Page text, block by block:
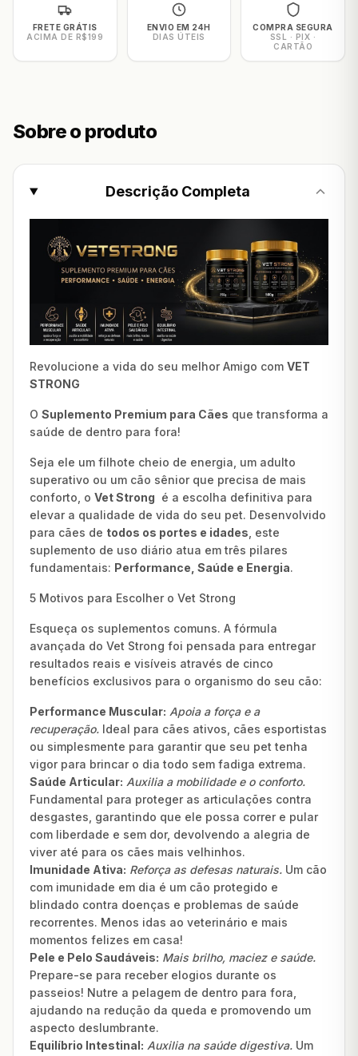
FRETE GRÁTIS
ACIMA DE R$199
ENVIO EM 24H
DIAS ÚTEIS
COMPRA SEGURA
SSL · PIX ·
CARTÃO
Sobre o produto
Descrição Completa
Revolucione a vida do seu melhor Amigo com VET
STRONG
O Suplemento Premium para Cães que transforma a
saúde de dentro para fora!
Seja ele um filhote cheio de energia, um adulto
superativo ou um cão sênior que precisa de mais
conforto, o Vet Strong é a escolha definitiva para
elevar a qualidade de vida do seu pet. Desenvolvido
para cães de todos os portes e idades , este
suplemento de uso diário atua em três pilares
fundamentais: Performance, Saúde e Energia.
5 Motivos para Escolher o Vet Strong
Esqueça os suplementos comuns. A fórmula
avançada do Vet Strong foi pensada para entregar
resultados reais e visíveis através de cinco
benefícios exclusivos para o organismo do seu cão:
Performance Muscular: Apoia a força e a
recuperação. Ideal para cães ativos, cães esportistas
ou simplesmente para garantir que seu pet tenha
vigor para brincar o dia todo sem fadiga extrema.
Saúde Articular: Auxilia a mobilidade e o conforto.
Fundamental para proteger as articulações contra
desgastes, garantindo que ele possa correr e pular
com liberdade e sem dor, devolvendo a alegria de
viver até para os cães mais velhinhos.
Imunidade Ativa: Reforça as defesas naturais. Um cão
com imunidade em dia é um cão protegido e
blindado contra doenças e problemas de saúde
recorrentes. Menos idas ao veterinário e mais
momentos felizes em casa!
Pele e Pelo Saudáveis: Mais brilho, maciez e saúde.
Prepare-se para receber elogios durante os
passeios! Nutre a pelagem de dentro para fora,
ajudando na redução da queda e promovendo um
aspecto deslumbrante.
Equilíbrio Intestinal: Auxilia na saúde digestiva. Um